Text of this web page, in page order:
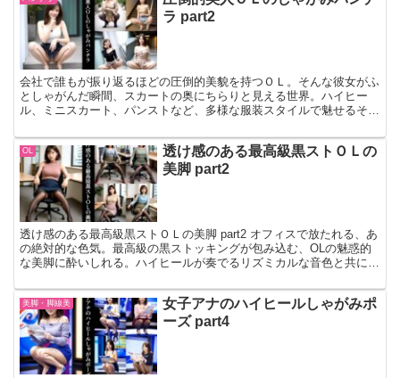
ラ part2
会社で誰もが振り返るほどの圧倒的美貌を持つＯＬ。そんな彼女がふ
としゃがんだ瞬間、スカートの奥にちらりと見える世界。ハイヒー
ル、ミニスカート、パンストなど、多様な服装スタイルで魅せるその
OL
透け感のある最高級黒ストＯＬの
美脚 part2
透け感のある最高級黒ストＯＬの美脚 part2 オフィスで放たれる、あ
の絶対的な色気。最高級の黒ストッキングが包み込む、OLの魅惑的
な美脚に酔いしれる。ハイヒールが奏でるリズミカルな音色と共に、
美脚・脚線美
女子アナのハイヒールしゃがみポ
ーズ part4